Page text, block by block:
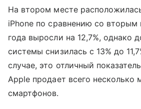
На втором месте
iPhone по сравнению со вторым
года выросли на 12,7%, однако
системы снизилась с 13% до
случае, это отличный
Apple продает всего несколько
смартфонов.